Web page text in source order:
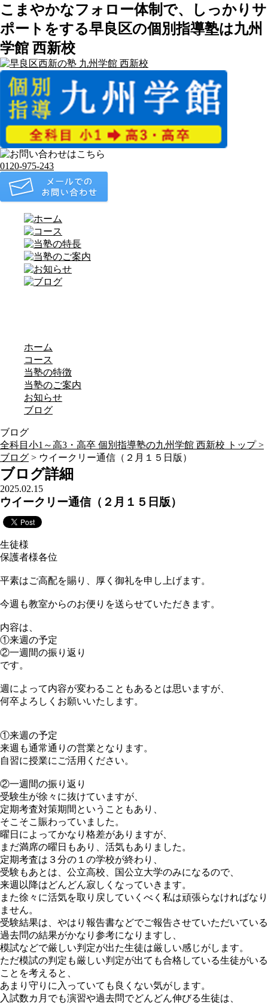
こまやかなフォロー体制で、しっかりサ
ポートをする早良区の個別指導塾は九州
学館 西新校
0120-975-243
ホーム
コース
当塾の特徴
当塾のご案内
お知らせ
ブログ
ブログ
全科目小1～高3・高卒 個別指導塾の九州学館 西新校 トップ >
ブログ > ウイークリー通信（２月１５日版）
ブログ詳細
2025.02.15
ウイークリー通信（２月１５日版）
生徒様
保護者様各位
平素はご高配を賜り、厚く御礼を申し上げます。
今週も教室からのお便りを送らせていただきます。
内容は、
①来週の予定
②一週間の振り返り
です。
週によって内容が変わることもあるとは思いますが、
何卒よろしくお願いいたします。
①来週の予定
来週も通常通りの営業となります。
自習に授業にご活用ください。
②一週間の振り返り
受験生が徐々に抜けていますが、
定期考査対策期間ということもあり、
そこそこ賑わっていました。
曜日によってかなり格差がありますが、
まだ満席の曜日もあり、活気もありました。
定期考査は３分の１の学校が終わり、
受験もあとは、公立高校、国公立大学のみになるので、
来週以降はどんどん寂しくなっていきます。
また徐々に活気を取り戻していくべく私は頑張らなければなり
ません。
受験結果は、やはり報告書などでご報告させていただいている
過去問の結果がかなり参考になりますし、
模試などで厳しい判定が出た生徒は厳しい感じがします。
ただ模試の判定も厳しい判定が出ても合格している生徒がいる
ことを考えると、
あまり守りに入っていても良くない気がします。
入試数カ月でも演習や過去問でどんどん伸びる生徒は、